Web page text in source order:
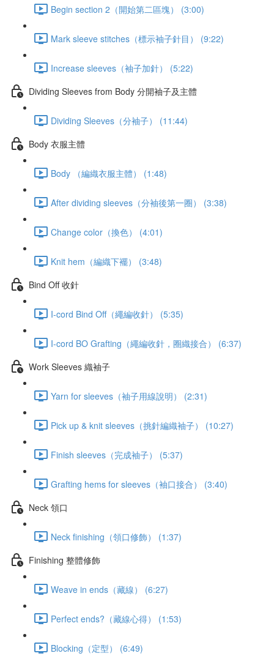
Begin section 2（開始第二區塊） (3:00)
Mark sleeve stitches（標示袖子針目） (9:22)
Increase sleeves（袖子加針） (5:22)
Dividing Sleeves from Body 分開袖子及主體
Dividing Sleeves（分袖子） (11:44)
Body 衣服主體
Body （編織衣服主體） (1:48)
After dividing sleeves（分袖後第一圈） (3:38)
Change color（換色） (4:01)
Knit hem（編織下襬） (3:48)
Bind Off 收針
I-cord Bind Off（繩編收針） (5:35)
I-cord BO Grafting（繩編收針，圈織接合） (6:37)
Work Sleeves 織袖子
Yarn for sleeves（袖子用線說明） (2:31)
Pick up & knit sleeves（挑針編織袖子） (10:27)
Finish sleeves（完成袖子） (5:37)
Grafting hems for sleeves（袖口接合） (3:40)
Neck 領口
Neck finishing（領口修飾） (1:37)
Finishing 整體修飾
Weave in ends（藏線） (6:27)
Perfect ends?（藏線心得） (1:53)
Blocking（定型） (6:49)